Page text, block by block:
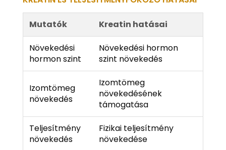
Mutatók Kreatin hatásai
Növekedési
hormon szint
Növekedési hormon
szint növekedés
Izomtömeg
növekedés
Izomtömeg
növekedésének
támogatása
Teljesítmény
növekedés
Fizikai teljesítmény
növekedése